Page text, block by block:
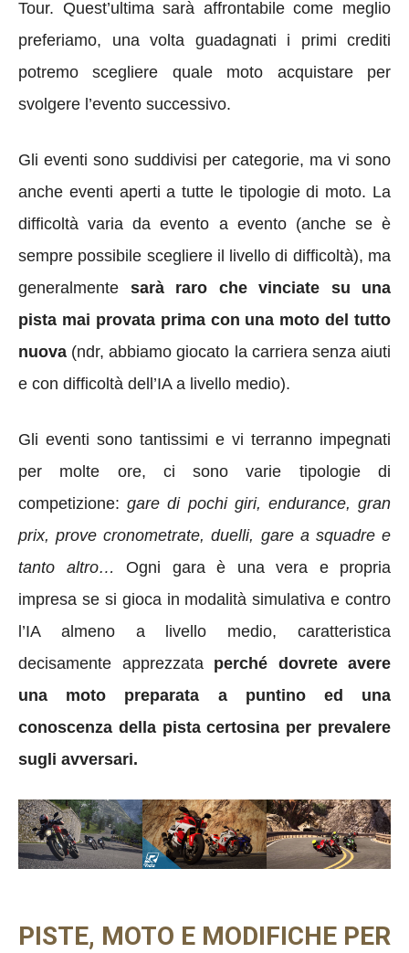
Tour. Quest’ultima sarà affrontabile come meglio
preferiamo, una volta guadagnati i primi crediti
potremo scegliere quale moto acquistare per
svolgere l’evento successivo.
Gli eventi sono suddivisi per categorie, ma vi sono
anche eventi aperti a tutte le tipologie di moto. La
difficoltà varia da evento a evento (anche se è
sempre possibile scegliere il livello di difficoltà), ma
generalmente sarà raro che vinciate su una
pista mai provata prima con una moto del tutto
nuova (ndr, abbiamo giocato la carriera senza aiuti
e con difficoltà dell’IA a livello medio).
Gli eventi sono tantissimi e vi terranno impegnati
per molte ore, ci sono varie tipologie di
competizione:gare di pochi giri, endurance, gran
prix, prove cronometrate, duelli, gare a squadre e
tanto altro… Ogni gara è una vera e propria
impresa se si gioca in modalità simulativa e contro
l’IA almeno a livello medio, caratteristica
decisamente apprezzata perché dovrete avere
una moto preparata a puntino ed una
conoscenza della pista certosina per prevalere
sugli avversari.
PISTE, MOTO E MODIFICHE PER